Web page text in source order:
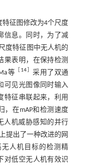
特征图修改为4个尺度
信息。同时，为了减
度特征图中无人机的
果表明，在保持检测
等 ［ 14］ 采用了双通
可见光图像同时输入
特征串联起来，利用
，在mAP和检测速度
人机威胁感知的并行
提出了一种改进的网
人机目标的检测精
对低空无人机有效识